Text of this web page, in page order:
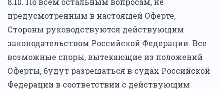
предусмотренным в настоящей Оферте,
Стороны руководствуются действующим
законодательством Российской Федерации. Все
возможные споры, вытекающие из положений
Оферты, будут разрешаться в судах Российской
Федерации в соответствии с действующим